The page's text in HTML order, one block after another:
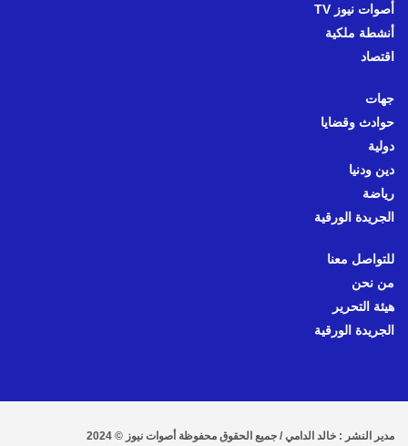
أصوات نيوز TV
أنشطة ملكية
اقتصاد
جهات
حوادث وقضايا
دولية
دين ودنيا
رياضة
الجريدة الورقية
للتواصل معنا
من نحن
هيئة التحرير
الجريدة الورقية
مدير النشر : خالد الدامي / جميع الحقوق محفوظة أصوات نيوز © 2024